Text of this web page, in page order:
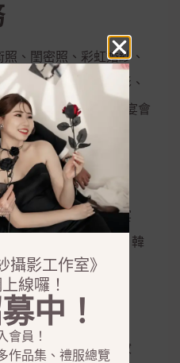
、閨密照、彩虹婚紗、
婚禮攝影、宴會攝影、
輯錄影、新娘秘書、宴會
西服、媽媽服、晚宴
服、龍鳳掛、唐服、韓
定妝液、控油保濕妝
攝影工作室》
線囉！
中！
會員！
作品集、禮服總覽